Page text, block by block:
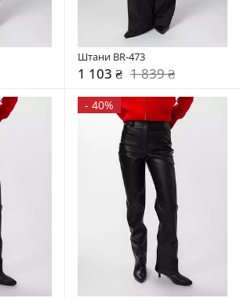
Штани BR-473
1 103 ₴ 1 839 ₴
- 40%